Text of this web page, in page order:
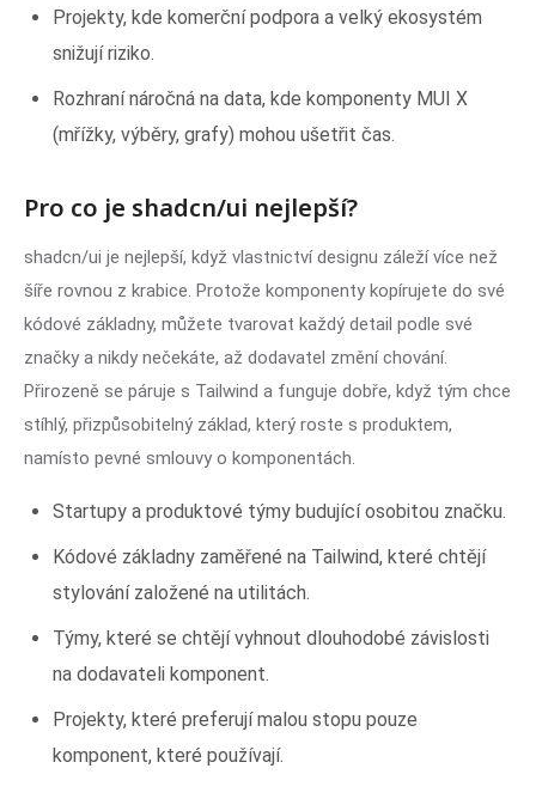
Projekty, kde komerční podpora a velký ekosystém
snižují riziko.
Rozhraní náročná na data, kde komponenty MUI X
(mřížky, výběry, grafy) mohou ušetřit čas.
Pro co je shadcn/ui nejlepší?
shadcn/ui je nejlepší, když vlastnictví designu záleží více než
šíře rovnou z krabice. Protože komponenty kopírujete do své
kódové základny, můžete tvarovat každý detail podle své
značky a nikdy nečekáte, až dodavatel změní chování.
Přirozeně se páruje s Tailwind a funguje dobře, když tým chce
stíhlý, přizpůsobitelný základ, který roste s produktem,
namísto pevné smlouvy o komponentách.
Startupy a produktové týmy budující osobitou značku.
Kódové základny zaměřené na Tailwind, které chtějí
stylování založené na utilitách.
Týmy, které se chtějí vyhnout dlouhodobé závislosti
na dodavateli komponent.
Projekty, které preferují malou stopu pouze
komponent, které používají.